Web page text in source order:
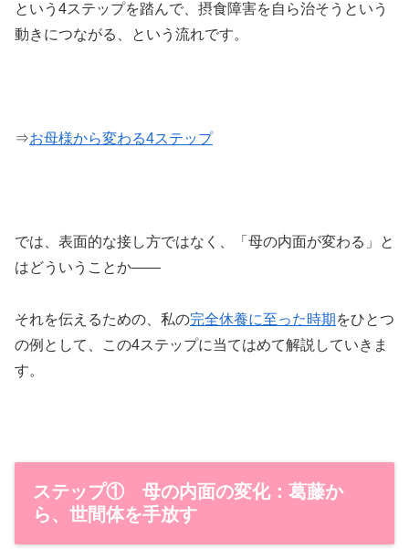
という4ステップを踏んで、摂食障害を自ら治そうという
動きにつながる、という流れです。
⇒お母様から変わる4ステップ
では、表面的な接し方ではなく、「母の内面が変わる」と
はどういうことか――
それを伝えるための、私の完全休養に至った時期 をひとつ
の例として、この4ステップに当てはめて解説していきま
す。
ステップ① 母の内面の変化：葛藤か
ら、世間体を手放す